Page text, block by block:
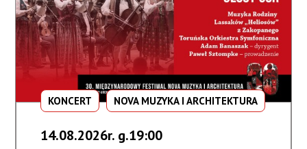
KONCERT NOVA MUZYKA I ARCHITEKTURA
14.08.2026r. g.19:00